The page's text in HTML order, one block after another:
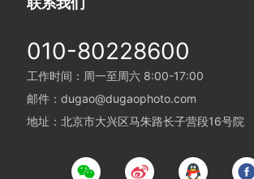
010-80228600
工作时间：周一至周六 8:00-17:00
邮件：dugao@dugaophoto.com
地址：北京市大兴区马朱路长子营段16号院